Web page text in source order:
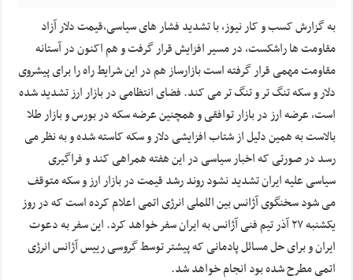
به گزارش کسب و کار نیوز، با تشدید فشار های سیاسی،قیمت دلار آزاد
مقاومت ها راشکست، در مسیر افزایش قرار گرفت و هم اکنون در آستانه
مقاومت مهمی قرار گرفته است بازارساز هم در این شرایط راه را برای پیشروی
دلار و سکه تنگ تر و تنگ تر می کند. فضای انتظامی در بازار ارز تشدید شده
است، عرضه ارز در بازار توافقی و همچنین عرضه سکه در بورس و بازار طلا
بالاست به همین دلیل از شتاب افزایشی دلار و سکه کاسته شده و به نظر می
رسد در صورتی که اخبار سیاسی در این هفته همراهی کند و فراگیری
سیاسی علیه ایران تشدید نشود روند رشد قیمت در بازار ارز و سکه متوقف
می شود سخنگوی آژانس بین اللملی انرژی اتمی اعلام کرده است که در روز
یکشنبه ۲۷ آذر تیم فنی آژانس به ایران سفر خواهد کرد. این سفر به دعوت
ایران و برای حل مسائل پادمانی که پیشتر توسط گروسی رییس آژانس انرژی
اتمی مطرح شده بود انجام خواهد شد.